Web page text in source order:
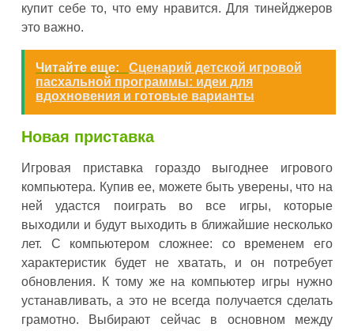
купит себе то, что ему нравится. Для тинейджеров
это важно.
Читайте еще:
Сценарий детской игровой
пасхальной программы: идеи для
вдохновения и готовые варианты
Новая приставка
Игровая приставка гораздо выгоднее игрового
компьютера. Купив ее, можете быть уверены, что на
ней удастся поиграть во все игры, которые
выходили и будут выходить в ближайшие несколько
лет. С компьютером сложнее: со временем его
характеристик будет не хватать, и он потребует
обновления. К тому же на компьютер игры нужно
устанавливать, а это не всегда получается сделать
грамотно. Выбирают сейчас в основном между